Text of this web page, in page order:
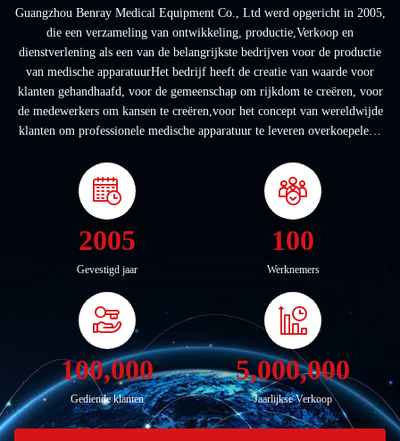
Guangzhou Benray Medical Equipment Co., Ltd werd opgericht in 2005,
die een verzameling van ontwikkeling, productie,Verkoop en
dienstverlening als een van de belangrijkste bedrijven voor de productie
van medische apparatuurHet bedrijf heeft de creatie van waarde voor
klanten gehandhaafd, voor de gemeenschap om rijkdom te creëren, voor
de medewerkers om kansen te creëren,voor het concept van wereldwijde
klanten om professionele medische apparatuur te leveren overkoepelend
2005
Gevestigd jaar
100
Werknemers
100,000
Gediende klanten
5,000,000
Jaarlijkse Verkoop